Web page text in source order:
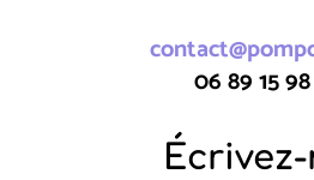
06 89 15